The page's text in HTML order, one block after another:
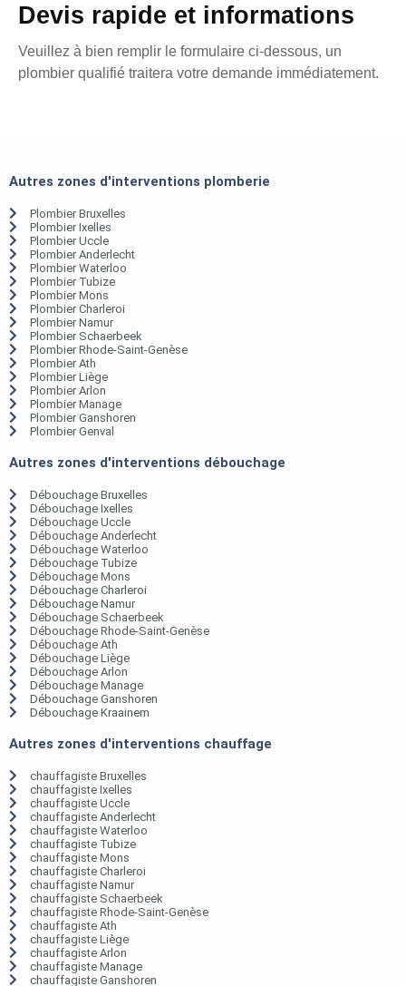
Devis rapide et informations
Veuillez à bien remplir le formulaire ci-dessous, un
plombier qualifié traitera votre demande immédiatement.
Autres zones d'interventions plomberie
Plombier Bruxelles
Plombier Ixelles
Plombier Uccle
Plombier Anderlecht
Plombier Waterloo
Plombier Tubize
Plombier Mons
Plombier Charleroi
Plombier Namur
Plombier Schaerbeek
Plombier Rhode-Saint-Genèse
Plombier Ath
Plombier Liège
Plombier Arlon
Plombier Manage
Plombier Ganshoren
Plombier Genval
Autres zones d'interventions débouchage
Débouchage Bruxelles
Débouchage Ixelles
Débouchage Uccle
Débouchage Anderlecht
Débouchage Waterloo
Débouchage Tubize
Débouchage Mons
Débouchage Charleroi
Débouchage Namur
Débouchage Schaerbeek
Débouchage Rhode-Saint-Genèse
Débouchage Ath
Débouchage Liège
Débouchage Arlon
Débouchage Manage
Débouchage Ganshoren
Débouchage Kraainem
Autres zones d'interventions chauffage
chauffagiste Bruxelles
chauffagiste Ixelles
chauffagiste Uccle
chauffagiste Anderlecht
chauffagiste Waterloo
chauffagiste Tubize
chauffagiste Mons
chauffagiste Charleroi
chauffagiste Namur
chauffagiste Schaerbeek
chauffagiste Rhode-Saint-Genèse
chauffagiste Ath
chauffagiste Liège
chauffagiste Arlon
chauffagiste Manage
chauffagiste Ganshoren